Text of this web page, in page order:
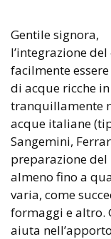
Gentile signora,
l’integrazione
facilmente
di acque ricche
tranquillamente
acque italiane
Sangemini,
preparazione
almeno fino a
varia, come
formaggi e altro.
aiuta